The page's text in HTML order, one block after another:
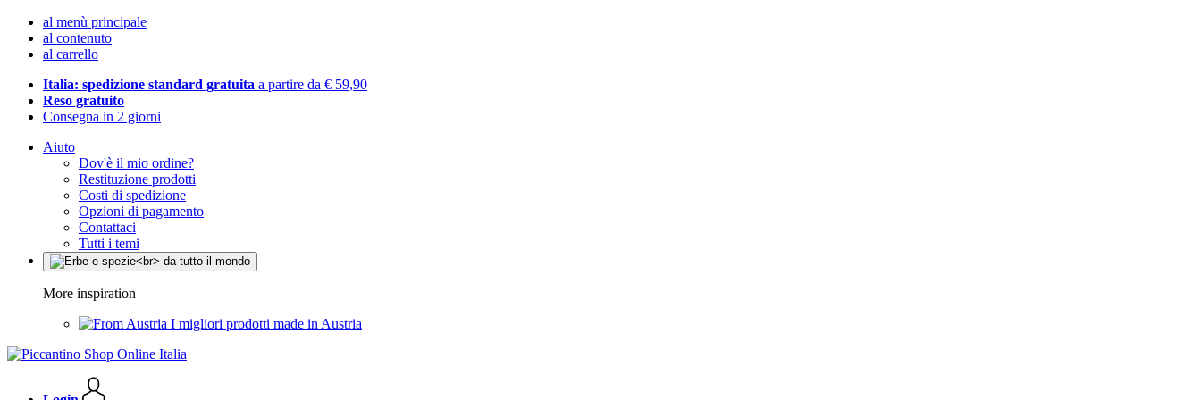
al menù principale
al contenuto
al carrello
Italia: spedizione standard gratuita a partire da € 59,90
Reso gratuito
Consegna in 2 giorni
Aiuto
Dov'è il mio ordine?
Restituzione prodotti
Costi di spedizione
Opzioni di pagamento
Contattaci
Tutti i temi
More inspiration
I migliori prodotti made in Austria